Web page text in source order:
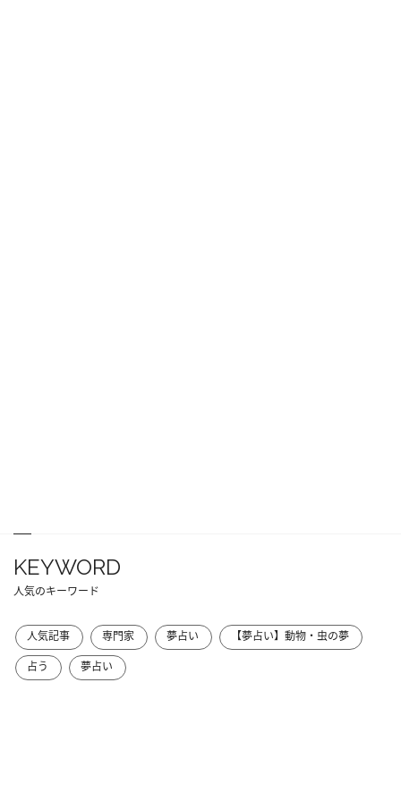
KEYWORD
人気のキーワード
人気記事 専門家 夢占い
【夢占い】動物・虫の夢
占う
夢占い